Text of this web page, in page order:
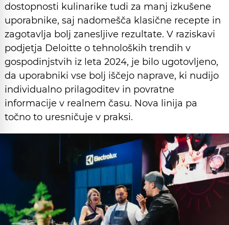
dostopnosti kulinarike tudi za manj izkušene
uporabnike, saj nadomešča klasične recepte in
zagotavlja bolj zanesljive rezultate. V raziskavi
podjetja Deloitte o tehnoloških trendih v
gospodinjstvih iz leta 2024, je bilo ugotovljeno,
da uporabniki vse bolj iščejo naprave, ki nudijo
individualno prilagoditev in povratne
informacije v realnem času. Nova linija pa
točno to uresničuje v praksi.